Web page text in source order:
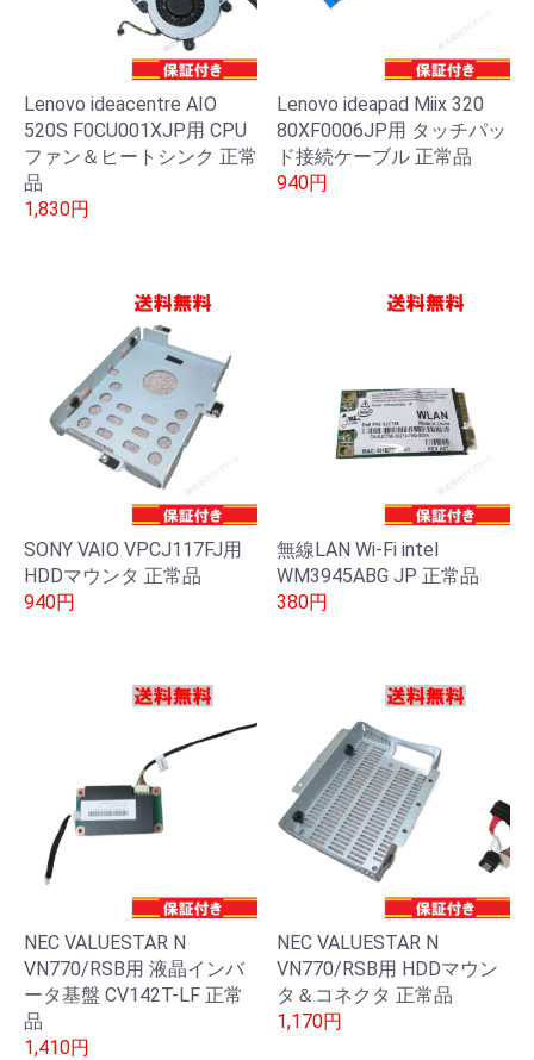
Lenovo ideacentre AIO
520S F0CU001XJP用 CPU
ファン＆ヒートシンク 正常
品
1,830円
Lenovo ideapad Miix 320
80XF0006JP用 タッチパッ
ド接続ケーブル 正常品
940円
SONY VAIO VPCJ117FJ用
HDDマウンタ 正常品
940円
無線LAN Wi-Fi intel
WM3945ABG JP 正常品
380円
NEC VALUESTAR N
VN770/RSB用 液晶インバ
ータ基盤 CV142T-LF 正常
品
1,410円
NEC VALUESTAR N
VN770/RSB用 HDDマウン
タ＆コネクタ 正常品
1,170円